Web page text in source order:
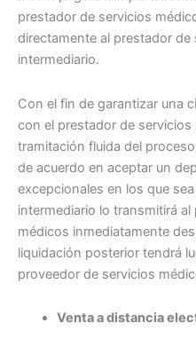
prestador de servicios
directamente al prestador
intermediario.
Con el fin de garantizar una
con el prestador de
tramitación fluida del
de acuerdo en aceptar un
excepcionales en los que
intermediario lo transmitirá
médicos inmediatamente
liquidación posterior tendrá
proveedor de servicios
Venta a distancia